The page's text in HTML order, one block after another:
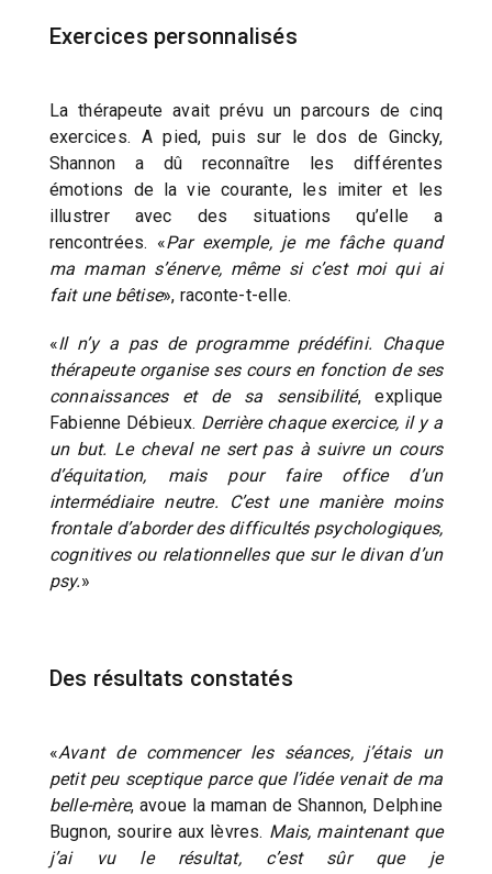
Exercices personnalisés
La thérapeute avait prévu un parcours de cinq
exercices. A pied, puis sur le dos de Gincky,
Shannon a dû reconnaître les différentes
émotions de la vie courante, les imiter et les
illustrer avec des situations qu’elle a
rencontrées. «Par exemple, je me fâche quand
ma maman s’énerve, même si c’est moi qui ai
fait une bêtise», raconte-t-elle.
«Il n’y a pas de programme prédéfini. Chaque
thérapeute organise ses cours en fonction de ses
connaissances et de sa sensibilité, explique
Fabienne Débieux. Derrière chaque exercice, il y a
un but. Le cheval ne sert pas à suivre un cours
d’équitation, mais pour faire office d’un
intermédiaire neutre. C’est une manière moins
frontale d’aborder des difficultés psychologiques,
cognitives ou relationnelles que sur le divan d’un
psy.»
Des résultats constatés
«Avant de commencer les séances, j’étais un
petit peu sceptique parce que l’idée venait de ma
belle-mère, avoue la maman de Shannon, Delphine
Bugnon, sourire aux lèvres. Mais, maintenant que
j’ai vu le résultat, c’est sûr que je